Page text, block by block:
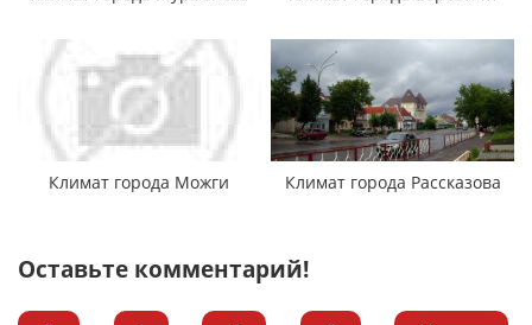
Климат города Можги Климат города Рассказова
Оставьте комментарий!